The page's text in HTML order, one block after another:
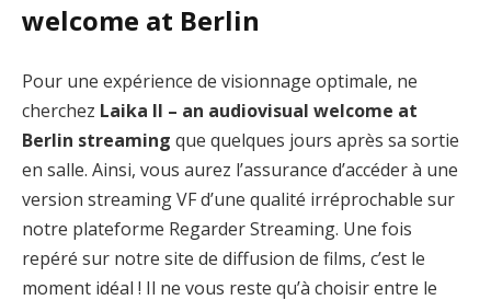
welcome at Berlin
Pour une expérience de visionnage optimale, ne
cherchez Laika II – an audiovisual welcome at
Berlin streaming que quelques jours après sa sortie
en salle. Ainsi, vous aurez l’assurance d’accéder à une
version streaming VF d’une qualité irréprochable sur
notre plateforme Regarder Streaming. Une fois
repéré sur notre site de diffusion de films, c’est le
moment idéal ! Il ne vous reste qu’à choisir entre le